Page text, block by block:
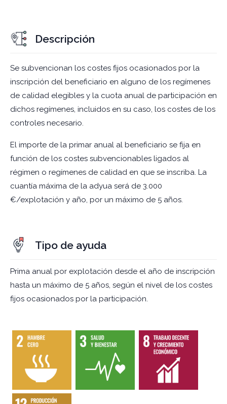
Descripción
Se subvencionan los costes fijos ocasionados por la
inscripción del beneficiario en alguno de los regímenes
de calidad elegibles y la cuota anual de participación en
dichos regímenes, incluidos en su caso, los costes de los
controles necesario.
El importe de la primar anual al beneficiario se fija en
función de los costes subvencionables ligados al
régimen o regímenes de calidad en que se inscriba. La
cuantía máxima de la adyua será de 3.000
€/explotación y año, por un máximo de 5 años.
Tipo de ayuda
Prima anual por explotación desde el año de inscripción
hasta un máximo de 5 años, según el nivel de los costes
fijos ocasionados por la participación.